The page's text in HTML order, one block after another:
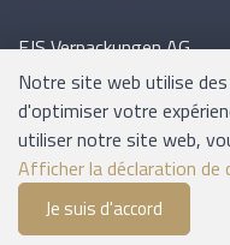
Liste de suivi
EJS Verpackungen AG
Lyssstrasse 37
3054 Schüpfen
Tél.: 031 / 879 09 02
Mail: office@ejs.ch
Notre site web utilise
d'optimiser votre
utiliser notre site web,
Afficher la déclaration de
Je suis d'accord